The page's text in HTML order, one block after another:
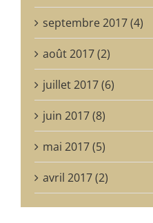
septembre 2017 (4)
août 2017 (2)
juillet 2017 (6)
juin 2017 (8)
mai 2017 (5)
avril 2017 (2)